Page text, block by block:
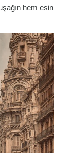
hem esin